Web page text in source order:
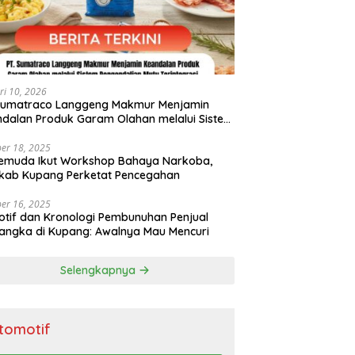
10, 2026
Langgeng Makmur Menjamin
Produk Garam Olahan melalui Sistem
18, 2025
Ikut Workshop Bahaya Narkoba,
Kupang Perketat Pencegahan
16, 2025
dan Kronologi Pembunuhan Penjual
di Kupang: Awalnya Mau Mencuri
Selengkapnya